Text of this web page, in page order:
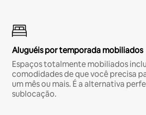
Aluguéis por temporada mobiliados
Espaços totalmente mobiliados
comodidades de que você precisa
um mês ou mais. É a alternativa
sublocação.